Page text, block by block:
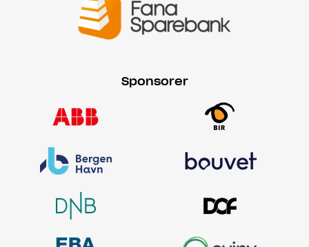
Sponsorer